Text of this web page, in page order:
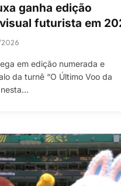
ganha edição
futurista em
2026
em edição numerada e
da turnê “O Último Voo da
nesta…